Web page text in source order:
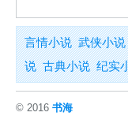
言情小说 武侠小说
说 古典小说 纪实
© 2016 书海